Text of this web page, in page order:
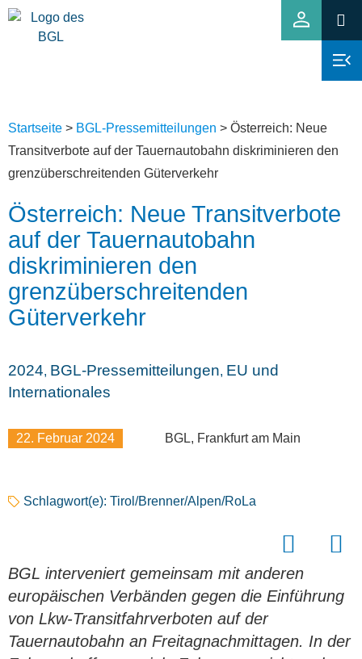
Startseite > BGL-Pressemitteilungen > Österreich: Neue
Transitverbote auf der Tauernautobahn diskriminieren den
grenzüberschreitenden Güterverkehr
Österreich: Neue Transitverbote
auf der Tauernautobahn
diskriminieren den
grenzüberschreitenden
Güterverkehr
2024, BGL-Pressemitteilungen, EU und
Internationales
22. Februar 2024 BGL, Frankfurt am Main
Schlagwort(e): Tirol/Brenner/Alpen/RoLa
BGL interveniert gemeinsam mit anderen
europäischen Verbänden gegen die Einführung
von Lkw-Transitfahrverboten auf der
Tauernautobahn an Freitagnachmittagen. In der